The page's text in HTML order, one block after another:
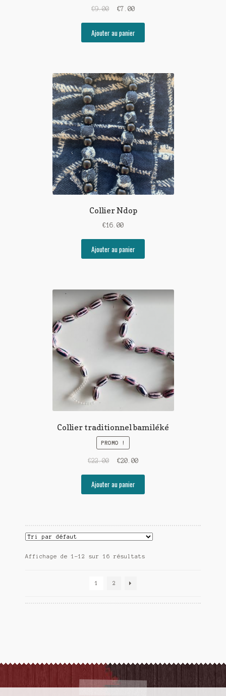
€9.00 €7.00
Ajouter au panier
Collier Ndop
€16.00
Ajouter au panier
Collier traditionnel bamiléké
PROMO !
€22.00 €20.00
Ajouter au panier
Affichage de 1–12 sur 16 résultats
1 2